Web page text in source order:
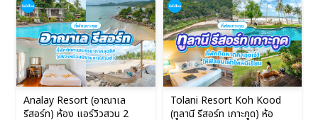
Analay Resort (อาณาเล
รีสอร์ท) ห้อง แอร์วิวสวน 2
Tolani Resort Koh Kood
(ทูลานี รีสอร์ท เกาะกูด) ห้อ